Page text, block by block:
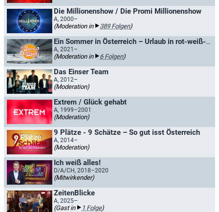
Die Millionenshow / Die Promi Millionenshow
A, 2000–
(Moderation in 389 Folgen)
Ein Sommer in Österreich – Urlaub in rot-weiß-rot
A, 2021–
(Moderation in 6 Folgen)
Das Einser Team
A, 2012–
(Moderation)
Extrem / Glück gehabt
A, 1999–2001
(Moderation)
9 Plätze - 9 Schätze – So gut isst Österreich
A, 2014–
(Moderation)
Ich weiß alles!
D/A/CH, 2018–2020
(Mitwirkender)
ZeitenBlicke
A, 2025–
(Gast in 1 Folge)